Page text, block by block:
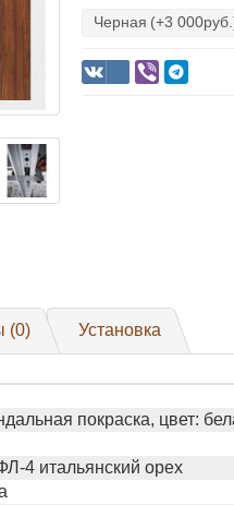
Черная (+3
(0) Установка
покраска, цвет:
4 итальянский орех